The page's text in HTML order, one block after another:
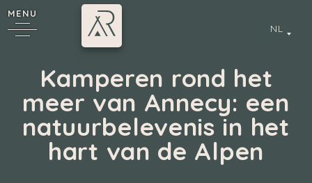
MENU
NL
Kamperen rond het
meer van Annecy: een
natuurbelevenis in het
hart van de Alpen